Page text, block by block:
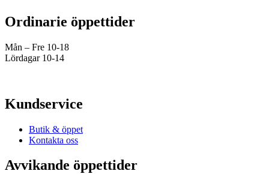
Ordinarie öppettider
Mån – Fre 10-18
Lördagar 10-14
Kundservice
Butik & öppet
Kontakta oss
Avvikande öppettider